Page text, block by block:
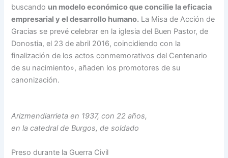
buscando un modelo económico que concilie la eficacia
empresarial y el desarrollo humano. La Misa de Acción de
Gracias se prevé celebrar en la iglesia del Buen Pastor, de
Donostia, el 23 de abril 2016, coincidiendo con la
finalización de los actos conmemorativos del Centenario
de su nacimiento», añaden los promotores de su
canonización.
Arizmendiarrieta en 1937, con 22 años,
en la catedral de Burgos, de soldado
Preso durante la Guerra Civil